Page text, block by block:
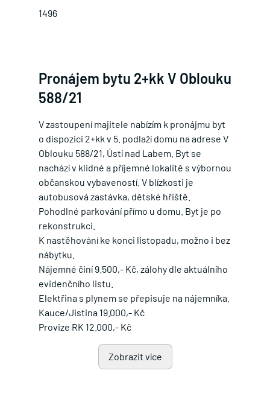
1496
Pronájem bytu 2+kk V Oblouku
588/21
V zastoupení majitele nabízím k pronájmu byt
o dispozici 2+kk v 5. podlaží domu na adrese V
Oblouku 588/21, Ústí nad Labem. Byt se
nachází v klidné a příjemné lokalitě s výbornou
občanskou vybaveností. V blízkosti je
autobusová zastávka, dětské hřiště.
Pohodlné parkování přímo u domu. Byt je po
rekonstrukci.
K nastěhování ke konci listopadu, možno i bez
nábytku.
Nájemné činí 9.500,- Kč, zálohy dle aktuálního
evidenčního listu.
Elektřina s plynem se přepisuje na nájemníka.
Kauce/Jistina 19.000,- Kč
Provize RK 12.000,- Kč
Pro více informací kontaktujte makléře
zakázky, od po-pá od 8-16h.
Zobrazit více